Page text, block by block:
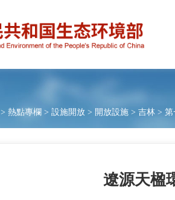
> 熱點專欄 > 設施開放 > 開放設施 > 吉林 > 第
遼源天楹